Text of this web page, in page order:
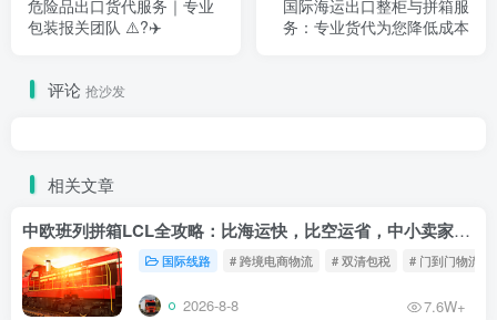
危险品出口货代服务｜专业
包装报关团队 ⚠️?✈️
国际海运出口整柜与拼箱服
务：专业货代为您降低成本
评论 抢沙发
相关文章
中欧班列拼箱LCL全攻略：比海运快，比空运省，中小卖家的物流新宠！
国际线路 # 跨境电商物流 # 双清包税 # 门到门物流
2026-8-8 7.6W+